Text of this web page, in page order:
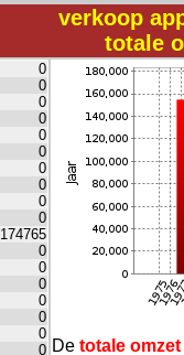
verkoop
totale
0
0
0
0
0
0
0
0
0
0
174765
0
0
0
0
0
0
0 De totale omzet